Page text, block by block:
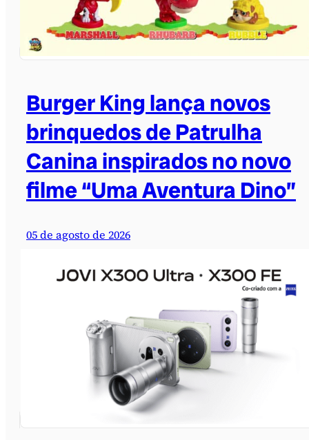
Burger King lança novos
brinquedos de Patrulha
Canina inspirados no novo
filme “Uma Aventura Dino”
05 de agosto de 2026